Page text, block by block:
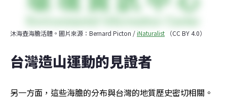
沐海壺海膽活體。圖片來源：Bernard Picton / iNaturalist （CC BY 4.0）
台灣造山運動的見證者
另一方面，這些海膽的分布與台灣的地質歷史密切相關。